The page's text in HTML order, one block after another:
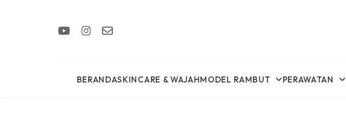
BERANDASKINCARE & WAJAHMODEL RAMBUT PERAWATAN